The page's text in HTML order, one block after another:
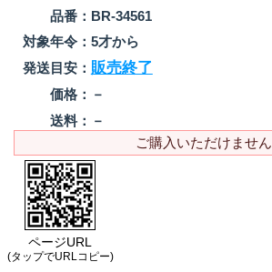
品番： BR-34561
対象年令： 5才から
発送目安： 販売終了
価格： －
送料： －
ご購入いただけません
ページURL
(タップでURLコピー)